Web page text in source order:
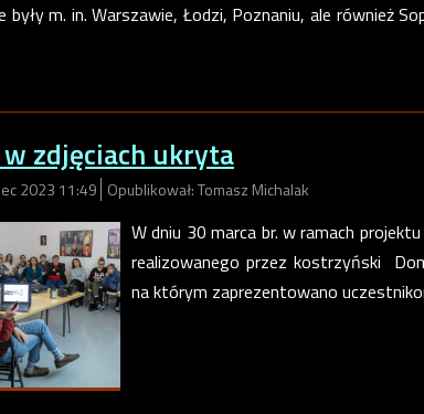
były m. in. Warszawie, Łodzi, Poznaniu, ale również
zdjęciach ukryta
2023 11:49 Opublikował: Tomasz Michalak
W dniu 30 marca br. w ramach
realizowanego przez kostrzyński
na którym zaprezentowano